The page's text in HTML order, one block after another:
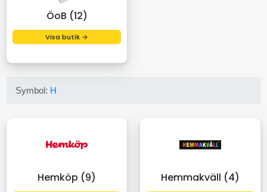
ÖoB (12)
Visa butik →
Symbol: H
Hemköp (9) Hemmakväll (4)